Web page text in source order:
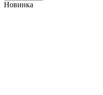
Новинка